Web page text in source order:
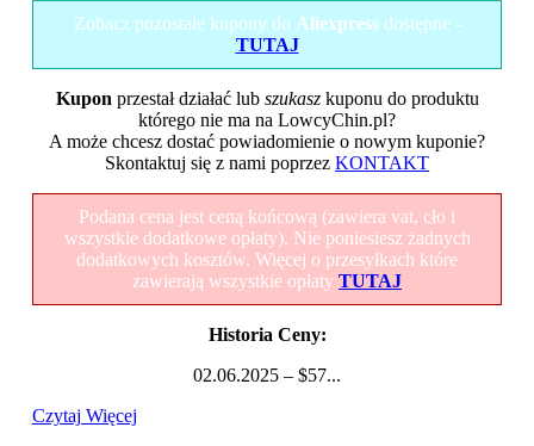
Zobacz pozostałe kupony do Aliexpressdostępne -
TUTAJ
Kupon przestał działać lub szukaszkuponu do produktu
którego nie ma na LowcyChin.pl?
A może chcesz dostać powiadomienie o nowym kuponie?
Skontaktuj się z nami poprzez KONTAKT
Podana cena jest ceną końcową (zawiera vat, cło i
wszystkie dodatkowe opłaty). Nie poniesiesz żadnych
dodatkowych kosztów. Więcej o przesyłkach które
zawierają wszystkie opłaty TUTAJ
Historia Ceny:
02.06.2025 – $57...
Czytaj Więcej